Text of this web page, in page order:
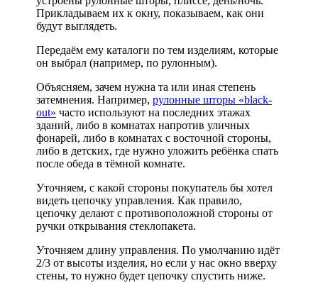
Прикладываем их к окну, показываем, как они
будут выглядеть.
Передаём ему каталоги по тем изделиям, которые
он выбрал (например, по рулонным).
Объясняем, зачем нужна та или иная степень
затемнения. Например, рулонные шторы «black-
out» часто используют на последних этажах
зданий, либо в комнатах напротив уличных
фонарей, либо в комнатах с восточной стороны,
либо в детских, где нужно уложить ребёнка спать
после обеда в тёмной комнате.
Уточняем, с какой стороны покупатель бы хотел
видеть цепочку управления. Как правило,
цепочку делают с противоположной стороны от
ручки открывания стеклопакета.
Уточняем длину управления. По умолчанию идёт
2/3 от высоты изделия, но если у нас окно вверху
стены, то нужно будет цепочку спустить ниже.